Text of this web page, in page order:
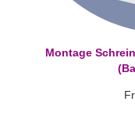
Montage